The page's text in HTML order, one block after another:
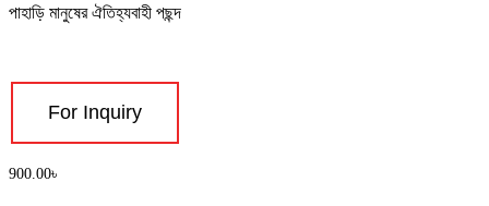
পাহাড়ি মানুষের ঐতিহ্যবাহী পছন্দ
For Inquiry
900.00৳